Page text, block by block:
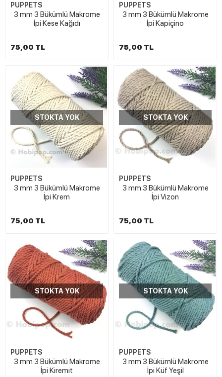
PUPPETS
3 mm 3 Bükümlü Makrome
İpi Kese Kağıdı
75,00 TL
PUPPETS
3 mm 3 Bükümlü Makrome
İpi Kapiçino
75,00 TL
STOKTA YOK
PUPPETS
3 mm 3 Bükümlü Makrome
İpi Krem
75,00 TL
STOKTA YOK
PUPPETS
3 mm 3 Bükümlü Makrome
İpi Vizon
75,00 TL
STOKTA YOK
PUPPETS
3 mm 3 Bükümlü Makrome
İpi Kiremit
STOKTA YOK
PUPPETS
3 mm 3 Bükümlü Makrome
İpi Küf Yeşil